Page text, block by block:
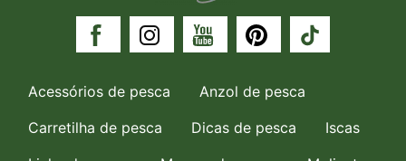
Acessórios de pesca
Anzol de pesca
Carretilha de pesca
Dicas de pesca
Iscas